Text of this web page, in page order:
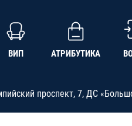
ВИП АТРИБУТИКА
проспект, 7, ДС